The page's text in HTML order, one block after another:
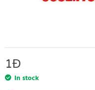
1Đ
In stock